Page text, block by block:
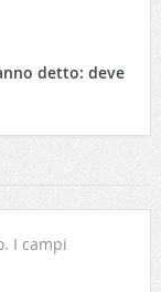
detto: deve
I campi